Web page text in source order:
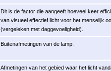
Dit is de factor die aangeeft hoeveel keer
van visueel effectief licht voor het menselijk
(vergeleken met daggevoeligheid).
Buitenafmetingen van de lamp.
Afmetingen van het gebied waar het licht